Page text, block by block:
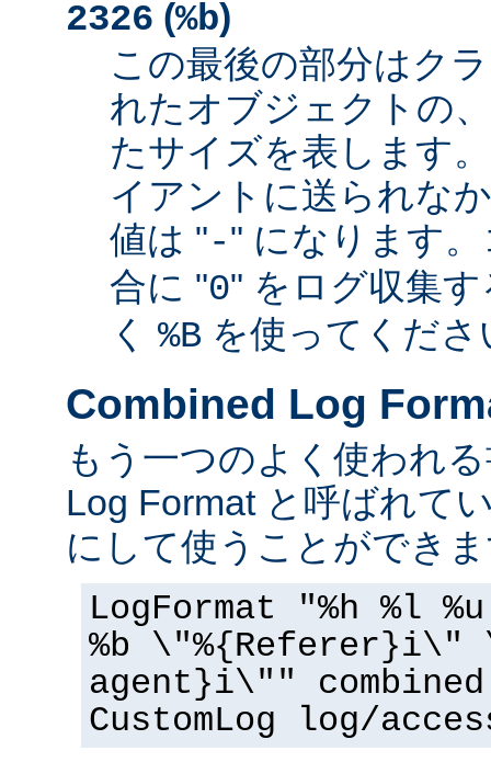
2326 (%b)
この最後の部分はク
れたオブジェクトの
たサイズを表します
イアントに送られな
値は "-" になります
合に "0" をログ収集
く %B を使ってくださ
Combined Log
もう一つのよく使われ
Log Format と呼ばれて
にして使うことができ
LogFormat "%h %l
%b \"%{Referer}i\"
agent}i\"" combined
CustomLog log/